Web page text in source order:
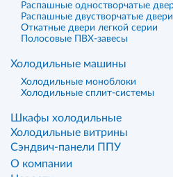
Распашные одностворчатые
Распашные двустворчатые двери
Откатные двери легкой серии
Полосовые ПВХ-завесы
Холодильные машины
Холодильные моноблоки
Холодильные сплит-системы
Шкафы холодильные
Холодильные витрины
Сэндвич-панели ППУ
О компании